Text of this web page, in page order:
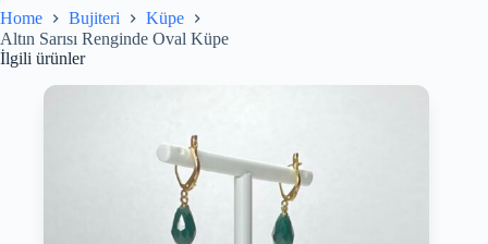
Home Bujiteri
Küpe
Altın Sarısı Renginde Oval Küpe
İlgili ürünler